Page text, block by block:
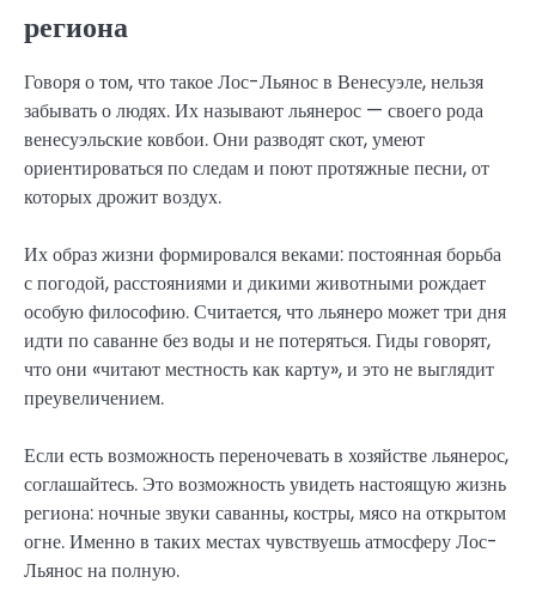
региона
Говоря о том, что такое Лос-Льянос в Венесуэле, нельзя
забывать о людях. Их называют льянерос — своего рода
венесуэльские ковбои. Они разводят скот, умеют
ориентироваться по следам и поют протяжные песни, от
которых дрожит воздух.
Их образ жизни формировался веками: постоянная борьба
с погодой, расстояниями и дикими животными рождает
особую философию. Считается, что льянеро может три дня
идти по саванне без воды и не потеряться. Гиды говорят,
что они «читают местность как карту», и это не выглядит
преувеличением.
Если есть возможность переночевать в хозяйстве льянерос,
соглашайтесь. Это возможность увидеть настоящую жизнь
региона: ночные звуки саванны, костры, мясо на открытом
огне. Именно в таких местах чувствуешь атмосферу Лос-
Льянос на полную.